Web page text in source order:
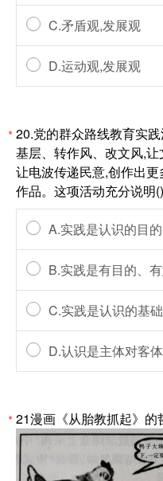
C.矛盾观,发展观
D.运动观,发展观
*20.党的群众路线教育实
基层、转作风、改文风,
让电波传递民意,创作出
作品。这项活动充分说明()
A.实践是认识的目的
B.实践是有目的、
C.实践是认识的基础
D.认识是主体对客
*21漫画《从胎教抓起》的